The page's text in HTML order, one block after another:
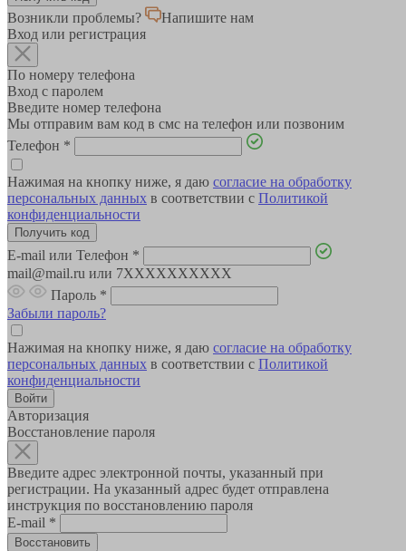
Возникли проблемы?
Напишите нам
Вход или регистрация
По номеру телефона
Вход с паролем
Введите номер телефона
Мы отправим вам код в смс на телефон или позвоним
Телефон *
Нажимая на кнопку ниже, я даю согласие на обработку
персональных данных в соответствии с Политикой
конфиденциальности
E-mail или Телефон *
mail@mail.ru или 7XXXXXXXXXX
Пароль *
Забыли пароль?
Нажимая на кнопку ниже, я даю согласие на обработку
персональных данных в соответствии с Политикой
конфиденциальности
Авторизация
Восстановление пароля
Введите адрес электронной почты, указанный при
регистрации. На указанный адрес будет отправлена
инструкция по восстановлению пароля
E-mail *